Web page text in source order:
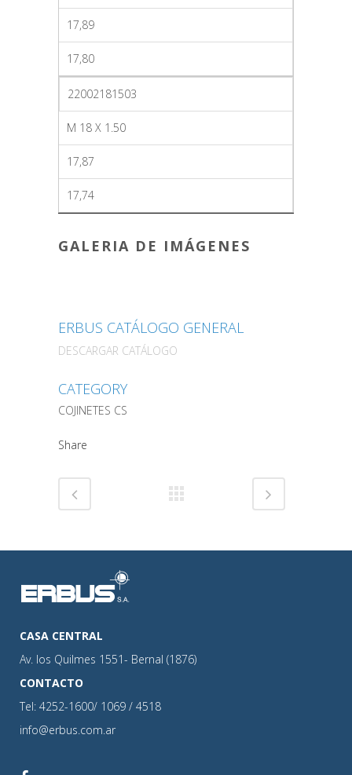
17,89
17,80
22002181503
M 18 X 1.50
17,87
17,74
GALERIA DE IMÁGENES
ERBUS CATÁLOGO GENERAL
DESCARGAR CATÁLOGO
CATEGORY
COJINETES CS
Share
CASA CENTRAL
Av. los Quilmes 1551- Bernal (1876)
CONTACTO
Tel: 4252-1600/ 1069 / 4518
info@erbus.com.ar